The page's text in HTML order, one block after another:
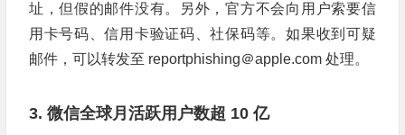
址，但假的邮件没有。另外，官方不会向用户索要信
用卡号码、信用卡验证码、社保码等。如果收到可疑
邮件，可以转发至 reportphishing＠apple.com 处理。
3. 微信全球月活跃用户数超 10 亿